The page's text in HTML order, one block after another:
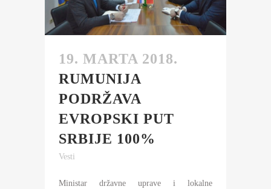
19. MARTA 2018.
RUMUNIJA
PODRŽAVA
EVROPSKI PUT
SRBIJE 100%
Vesti
Ministar državne uprave i lokalne